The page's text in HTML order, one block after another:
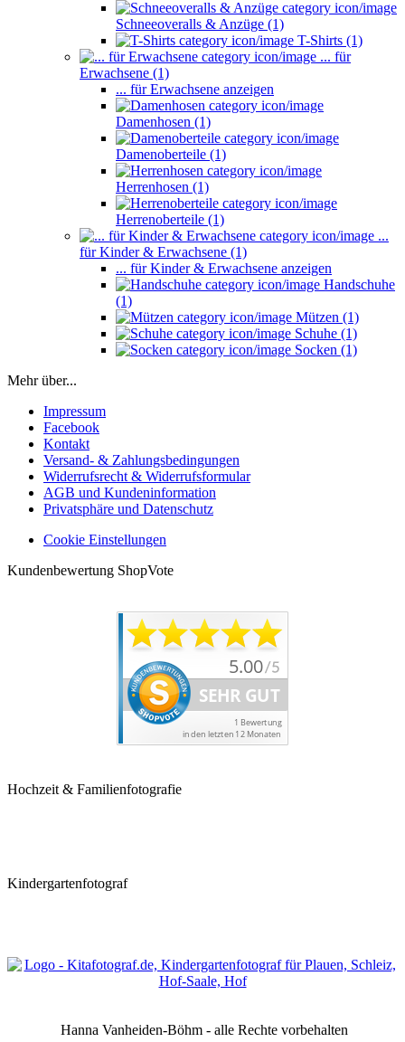
Schneeoveralls & Anzüge (1)
T-Shirts (1)
... für
Erwachsene (1)
... für Erwachsene anzeigen
Damenhosen (1)
Damenoberteile (1)
Herrenhosen (1)
Herrenoberteile (1)
...
für Kinder & Erwachsene (1)
... für Kinder & Erwachsene anzeigen
Handschuhe
(1)
Mützen (1)
Schuhe (1)
Socken (1)
Mehr über...
Impressum
Facebook
Kontakt
Versand- & Zahlungsbedingungen
Widerrufsrecht & Widerrufsformular
AGB und Kundeninformation
Privatsphäre und Datenschutz
Cookie Einstellungen
Kundenbewertung ShopVote
Hochzeit & Familienfotografie
Kindergartenfotograf
Hanna Vanheiden-Böhm - alle Rechte vorbehalten